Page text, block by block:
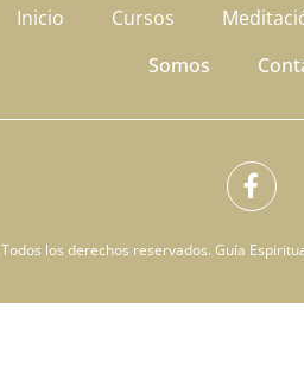
Inicio Cursos
Somos
los derechos reservados. Guía